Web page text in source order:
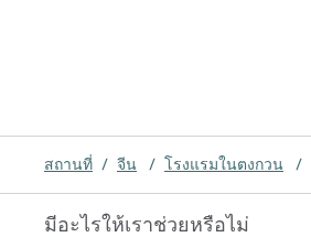
สถานที่ / จีน / โรงแรมในตงกวน /
มีอะไรให้เราช่วยหรือไม่